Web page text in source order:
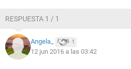
RESPUESTA 1 / 1
Angela_ 1
12 jun 2016 a las 03:42